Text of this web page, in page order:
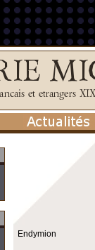
Endymion